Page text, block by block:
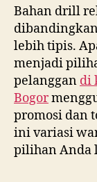
Bahan drill
lebih tipis.
menjadi
pelanggan di
Bogor
promosi dan
ini variasi
pilihan Anda